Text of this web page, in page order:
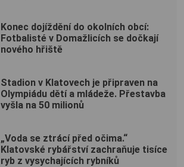
Konec dojíždění do okolních obcí:
Fotbalisté v Domažlicích se dočkají
nového hřiště
Stadion v Klatovech je připraven na
Olympiádu dětí a mládeže. Přestavba
vyšla na 50 milionů
„Voda se ztrácí před očima.“
Klatovské rybářství zachraňuje tisíce
ryb z vysychajících rybníků